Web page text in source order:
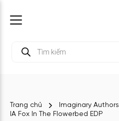
kiếm
Trang chủ
Imaginary Authors
IA Fox In The Flowerbed EDP